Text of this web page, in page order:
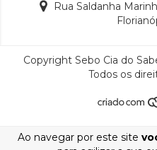
Ao navegar por este site
Copyright Sebo Cia do
Todos os